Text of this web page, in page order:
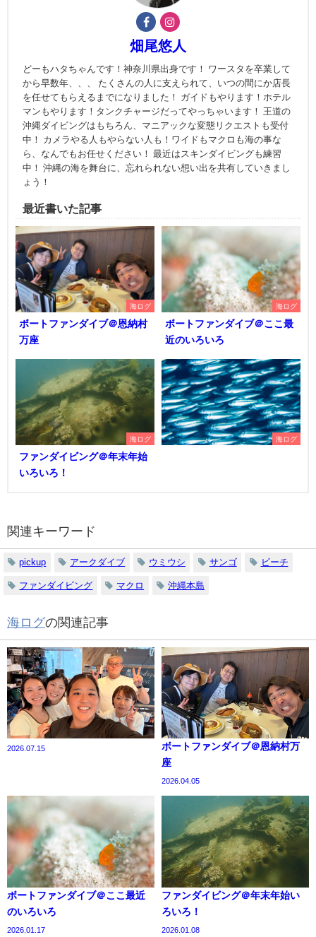
畑尾悠人
どーもハタちゃんです！神奈川県出身です！ ワースタを卒業して
から早数年、、、 たくさんの人に支えられて、いつの間にか店長
を任せてもらえるまでになりました！ ガイドもやります！ホテル
マンもやります！タンクチャージだってやっちゃいます！ 王道の
沖縄ダイビングはもちろん、マニアックな変態リクエストも受付
中！ カメラやる人もやらない人も！ワイドもマクロも海の事な
ら、なんでもお任せください！ 最近はスキンダイビングも練習
中！ 沖縄の海を舞台に、忘れられない想い出を共有していきまし
ょう！
最近書いた記事
海ログ
ボートファンダイブ＠恩納村
万座
海ログ
ボートファンダイブ＠ここ最
近のいろいろ
海ログ
ファンダイビング＠年末年始
いろいろ！
海ログ
関連キーワード
pickup アークダイブ ウミウシ サンゴ ビーチ
ファンダイビング マクロ 沖縄本島
海ログの関連記事
2026.07.15
ボートファンダイブ＠恩納村万
座
2026.04.05
ボートファンダイブ＠ここ最近
のいろいろ
2026.01.17
ファンダイビング＠年末年始い
ろいろ！
2026.01.08